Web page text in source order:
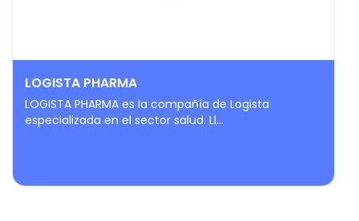
LOGISTA PHARMA
LOGISTA PHARMA es la compañía de Logista
especializada en el sector salud. Ll...